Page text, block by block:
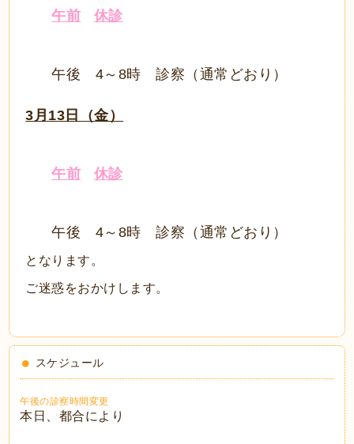
午前 休診
午後 4～8時 診察（通常どおり）
3月13日（金）
午前 休診
午後 4～8時 診察（通常どおり）
となります。
ご迷惑をおかけします。
スケジュール
午後の診察時間変更
本日、都合により